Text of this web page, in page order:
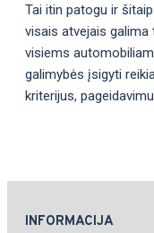
Tai itin patogu ir
visais atvejais galima
visiems
galimybės įsigyti
kriterijus,
INFORMACIJA